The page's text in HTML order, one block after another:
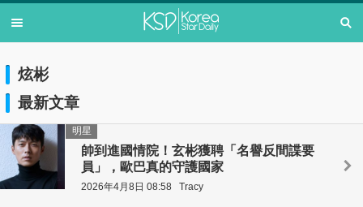
炫彬
最新文章
帥到進國情院！玄彬獲聘「名譽反間諜要
員」，歐巴真的守護國家
明星
2026年4月8日 08:58 Tracy